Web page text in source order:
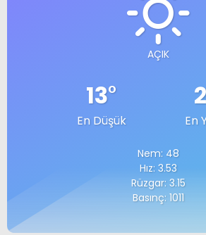
AÇIK
13°
En Düşük En
Nem: 48
Hız: 3.53
Rüzgar: 3.15
Basınç: 1011